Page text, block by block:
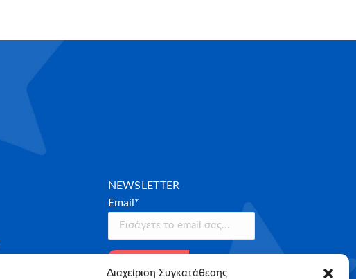
Διαχείριση Συγκατάθεσης
NEWSLETTER
Email*